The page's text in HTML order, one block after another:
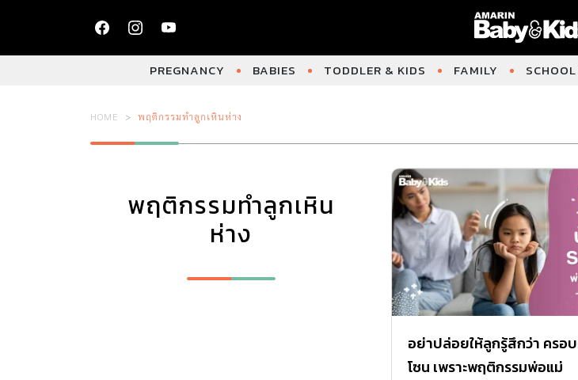
PREGNANCY BABIES TODDLER & KIDS FAMILY
HOME พฤติกรรมทำลูกเหินห่าง
พฤติกรรมทำลูกเหิน
ห่าง
อย่าปล่อยให้ลูกรู้สึกว่า ครอบ
โซน เพราะพฤติกรรมพ่อแม่